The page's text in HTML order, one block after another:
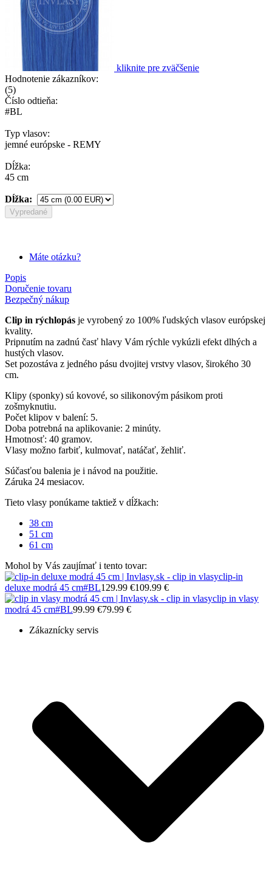
kliknite pre zväčšenie
Hodnotenie zákazníkov:
(5)
Číslo odtieňa:
#BL
Typ vlasov:
jemné európske - REMY
Dĺžka:
45 cm
Dĺžka:
Vypredané
Máte otázku?
Popis
Doručenie tovaru
Bezpečný nákup
Clip in rýchlopás je vyrobený zo 100% ľudských vlasov európskej
kvality.
Pripnutím na zadnú časť hlavy Vám rýchle vykúzli efekt dlhých a
hustých vlasov.
Set pozostáva z jedného pásu dvojitej vrstvy vlasov, širokého 30
cm.
Klipy (sponky) sú kovové, so silikonovým pásikom proti
zošmyknutiu.
Počet klipov v balení: 5.
Doba potrebná na aplikovanie: 2 minúty.
Hmotnosť: 40 gramov.
Vlasy možno farbiť, kulmovať, natáčať, žehliť.
Súčasťou balenia je i návod na použitie.
Záruka 24 mesiacov.
Tieto vlasy ponúkame taktiež v dĺžkach:
38 cm
51 cm
61 cm
Mohol by Vás zaujímať i tento tovar:
clip-in
deluxe modrá 45 cm#BL129.99 €109.99 €
clip in vlasy
modrá 45 cm#BL99.99 €79.99 €
Zákaznícky servis